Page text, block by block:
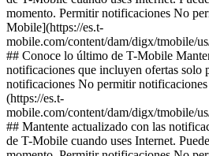
momento. Permitir notificaciones No
Mobile](https://es.t-
mobile.com/content/dam/digx/tmobile/
## Conoce lo último de T-Mobile
notificaciones que incluyen ofertas solo
notificaciones No permitir
(https://es.t-
mobile.com/content/dam/digx/tmobile/
## Mantente actualizado con las
de T-Mobile cuando uses Internet.